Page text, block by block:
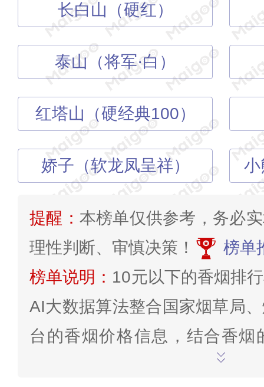
长白山（硬红）
泰山（将军·白）
红塔山（硬经典100）
娇子（软龙凤呈祥）
提醒： 本榜单仅供参考，务必
理性判断、审慎决策！
榜单
榜单说明： 10元以下的香烟排
AI大数据算法整合国家烟草局
台的香烟价格信息，结合香烟
价、知名度等方面分析研究得